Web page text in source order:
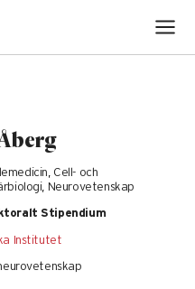
Cell- och
Neurovetenskap
Stipendium
Institutet